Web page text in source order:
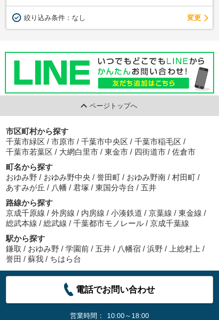
絞り込み条件： なし 変更
ページトップへ
市区町村から探す
千葉市緑区 / 市原市 / 千葉市中央区 / 千葉市稲毛区 /
千葉市若葉区 / 大網白里市 / 東金市 / 四街道市 / 佐倉市
町名から探す
おゆみ野 / おゆみ野中央 / 誉田町 / おゆみ野南 / 村田町 /
あすみが丘 / 八幡 / 君塚 / 東国分寺台 / 五井
路線から探す
京成千原線 / 外房線 / 内房線 / 小湊鉄道 / 京葉線 / 東金線 /
総武本線 / 総武線 / 千葉都市モノレール / 京成千葉線
駅から探す
鎌取 / おゆみ野 / 学園前 / 五井 / 八幡宿 / 浜野 / 上総村上 /
誉田 / 蘇我 / ちはら台
電話でお問い合わせ
営業時間：
10:00～18:00